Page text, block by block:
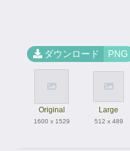
ダウンロード PNG
Original
1600 x 1529
Large
512 x 489